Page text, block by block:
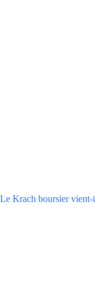
Le Krach boursier vient-